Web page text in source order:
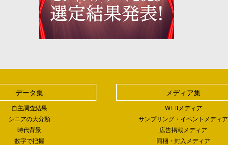
データ集
自主調査結果
シニアの大分類
時代背景
数字で把握
メディア集
WEBメディア
サンプリング・イベントメディア
広告掲載メディア
同梱・封入メディア